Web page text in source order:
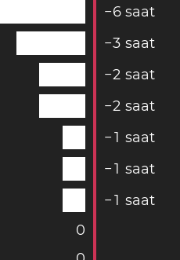
−6 saat
−3 saat
−2 saat
−2 saat
−1 saat
−1 saat
−1 saat
0